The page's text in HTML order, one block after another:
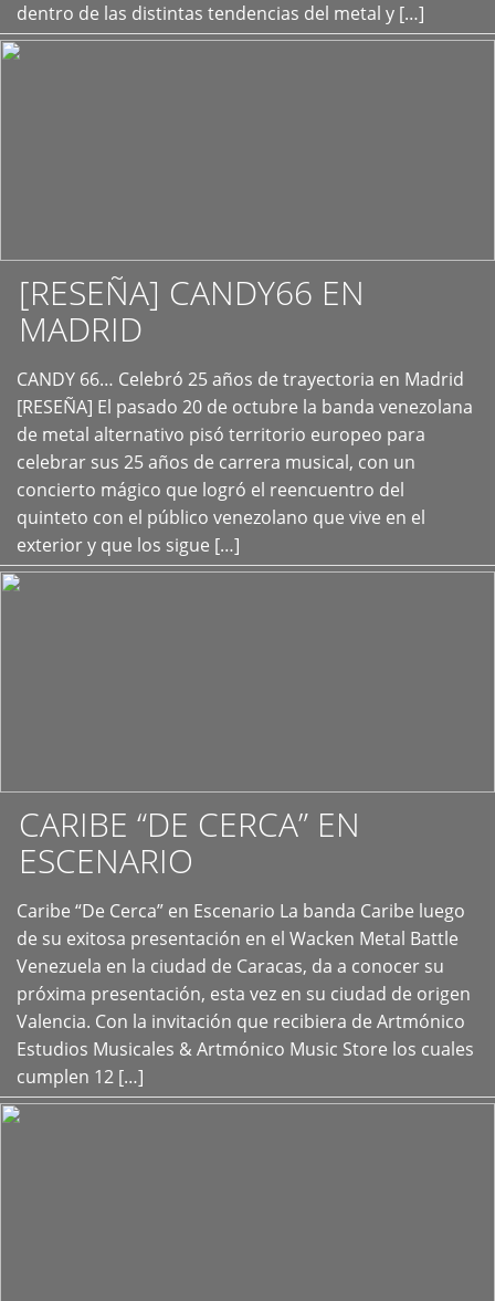
dentro de las distintas tendencias del metal y […]
[RESEÑA] CANDY66 EN
MADRID
CANDY 66… Celebró 25 años de trayectoria en Madrid
[RESEÑA] El pasado 20 de octubre la banda venezolana
de metal alternativo pisó territorio europeo para
celebrar sus 25 años de carrera musical, con un
concierto mágico que logró el reencuentro del
quinteto con el público venezolano que vive en el
exterior y que los sigue […]
+
CARIBE “DE CERCA” EN
ESCENARIO
Caribe “De Cerca” en Escenario La banda Caribe luego
de su exitosa presentación en el Wacken Metal Battle
Venezuela en la ciudad de Caracas, da a conocer su
próxima presentación, esta vez en su ciudad de origen
Valencia. Con la invitación que recibiera de Artmónico
Estudios Musicales & Artmónico Music Store los cuales
cumplen 12 […]
+